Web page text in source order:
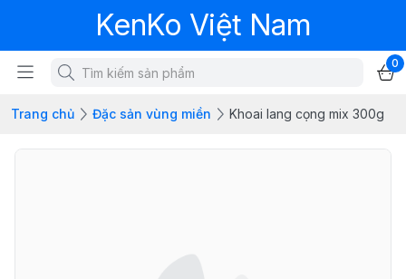
KenKo Việt Nam
0
Trang chủ Đặc sản vùng miền Khoai lang cọng mix 300g